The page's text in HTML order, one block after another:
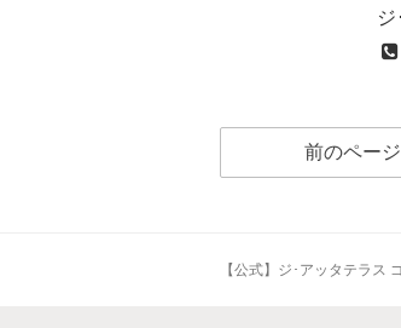
前のページ
【公式】ジ･アッタテラス